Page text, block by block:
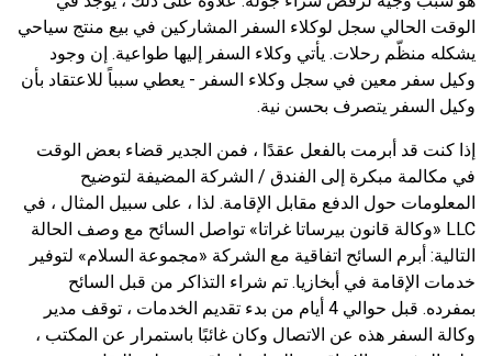
الوقت الحالي سجل لوكلاء السفر المشاركين في بيع منتج سياحي
يشكله منظّم رحلات. يأتي وكلاء السفر إليها طواعية. إن وجود
وكيل سفر معين في سجل وكلاء السفر - يعطي سبباً للاعتقاد بأن
وكيل السفر يتصرف بحسن نية.
إذا كنت قد أبرمت بالفعل عقدًا ، فمن الجدير قضاء بعض الوقت
في مكالمة مبكرة إلى الفندق / الشركة المضيفة لتوضيح
المعلومات حول الدفع مقابل الإقامة. لذا ، على سبيل المثال ، في
LLC «وكالة قانون بيرساتا غراتا» تواصل السائح مع وصف الحالة
التالية: أبرم السائح اتفاقية مع الشركة «مجموعة السلام» لتوفير
خدمات الإقامة في أبخازيا. تم شراء التذاكر من قبل السائح
بمفرده. قبل حوالي 4 أيام من بدء تقديم الخدمات ، توقف مدير
وكالة السفر هذه عن الاتصال وكان غائبًا باستمرار عن المكتب ،